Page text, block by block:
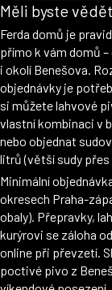
Měli byste vědět
Ferda domů je
přímo k vám domů
i okolí Benešova.
objednávky je
si můžete lahvové
vlastní kombinaci v
nebo objednat
litrů (větší sudy přes
Minimální
okresech Praha-
obaly). Přepravky,
kurýrovi se záloha
online při převzetí.
poctivé pivo z